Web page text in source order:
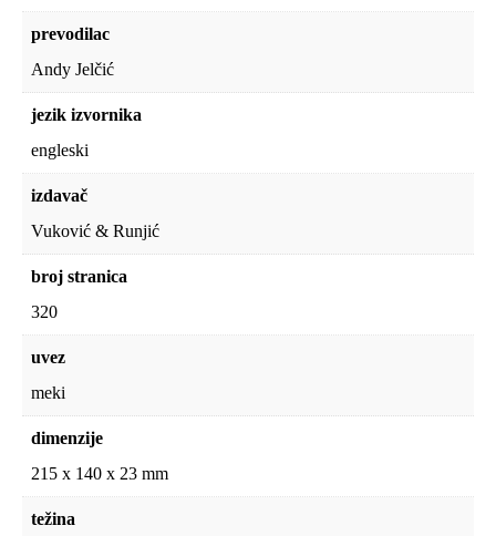
prevodilac
Andy Jelčić
jezik izvornika
engleski
izdavač
Vuković & Runjić
broj stranica
320
uvez
meki
dimenzije
215 x 140 x 23 mm
težina